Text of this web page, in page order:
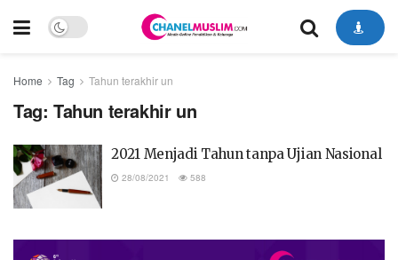
Home Tag Tahun terakhir un
Tag: Tahun terakhir un
2021 Menjadi Tahun tanpa Ujian Nasional
28/08/2021 588